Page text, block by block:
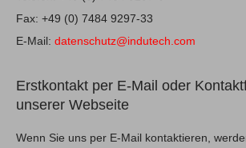
Fax: +49 (0) 7484 9297-33
E-Mail: datenschutz@indutech.com
Erstkontakt per E-Mail oder
unserer Webseite
Wenn Sie uns per E-Mail kontaktieren,